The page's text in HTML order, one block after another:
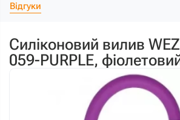
Відгуки
Силіконовий вилив
059-PURPLE,